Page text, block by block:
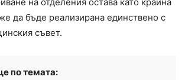
да бъде реализирана единствено с
съвет.
по темата: